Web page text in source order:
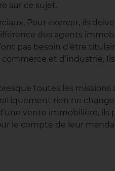
sur ce sujet.
Pour exercer, ils
des agents
pas besoin d’être
et d’industrie.
toutes les missions
rien ne
vente immobilière, ils
le compte de leur